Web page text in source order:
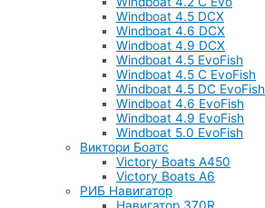
Windboat 4.5 DCX
Windboat 4.6 DCX
Windboat 4.9 DCX
Windboat 4.5 EvoFish
Windboat 4.5 C EvoFish
Windboat 4.5 DC EvoFish
Windboat 4.6 EvoFish
Windboat 4.9 EvoFish
Windboat 5.0 EvoFish
Виктори Боатс
Victory Boats A450
Victory Boats A6
РИБ Навигатор
Навигатор 370R